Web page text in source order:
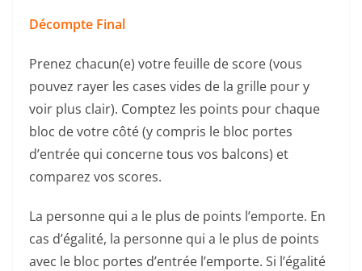
Décompte Final
Prenez chacun(e) votre feuille de score (vous
pouvez rayer les cases vides de la grille pour y
voir plus clair). Comptez les points pour chaque
bloc de votre côté (y compris le bloc portes
d’entrée qui concerne tous vos balcons) et
comparez vos scores.
La personne qui a le plus de points l’emporte. En
cas d’égalité, la personne qui a le plus de points
avec le bloc portes d’entrée l’emporte. Si l’égalité